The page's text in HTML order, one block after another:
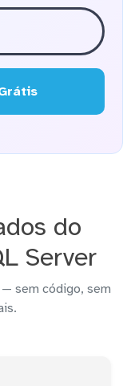
do
Server
sem código, sem